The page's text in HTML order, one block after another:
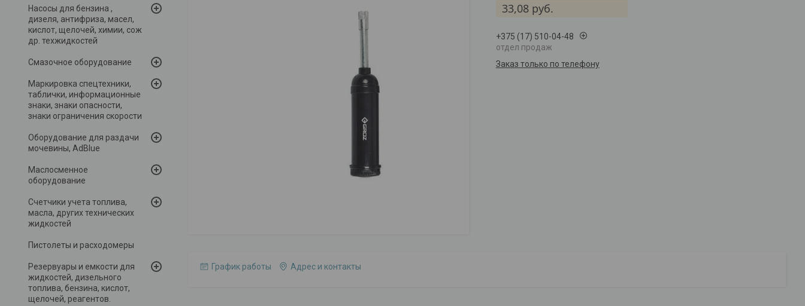
Насосы для бензина ,
дизеля, антифриза, масел,
кислот, щелочей, химии, сож
др. техжидкостей
Смазочное оборудование
Маркировка спецтехники,
таблички, информационные
знаки, знаки опасности,
знаки ограничения скорости
Оборудование для раздачи
мочевины, AdBlue
Маслосменное
оборудование
Счетчики учета топлива,
масла, других технических
жидкостей
Пистолеты и расходомеры
Резервуары и емкости для
жидкостей, дизельного
топлива, бензина, кислот,
щелочей, реагентов.
33,08 руб.
+375 (17) 510-04-48
отдел продаж
Заказ только по телефону
График работы Адрес и контакты